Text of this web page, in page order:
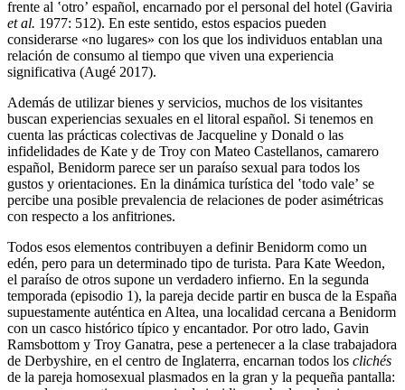
frente al ʽotroʼ español, encarnado por el personal del hotel (Gaviria
et al. 1977: 512). En este sentido, estos espacios pueden
considerarse «no lugares» con los que los individuos entablan una
relación de consumo al tiempo que viven una experiencia
significativa (Augé 2017).
Además de utilizar bienes y servicios, muchos de los visitantes
buscan experiencias sexuales en el litoral español. Si tenemos en
cuenta las prácticas colectivas de Jacqueline y Donald o las
infidelidades de Kate y de Troy con Mateo Castellanos, camarero
español, Benidorm parece ser un paraíso sexual para todos los
gustos y orientaciones. En la dinámica turística del ʽtodo valeʼ se
percibe una posible prevalencia de relaciones de poder asimétricas
con respecto a los anfitriones.
Todos esos elementos contribuyen a definir Benidorm como un
edén, pero para un determinado tipo de turista. Para Kate Weedon,
el paraíso de otros supone un verdadero infierno. En la segunda
temporada (episodio 1), la pareja decide partir en busca de la España
supuestamente auténtica en Altea, una localidad cercana a Benidorm
con un casco histórico típico y encantador. Por otro lado, Gavin
Ramsbottom y Troy Ganatra, pese a pertenecer a la clase trabajadora
de Derbyshire, en el centro de Inglaterra, encarnan todos los clichés
de la pareja homosexual plasmados en la gran y la pequeña pantalla: